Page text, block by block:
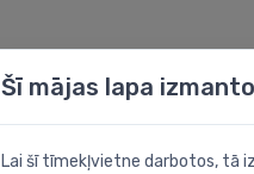
Šī mājas lapa
Lai šī tīmekļvietne darbotos, tā